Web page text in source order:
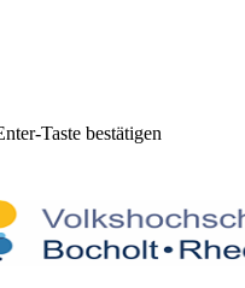
Taste bestätigen